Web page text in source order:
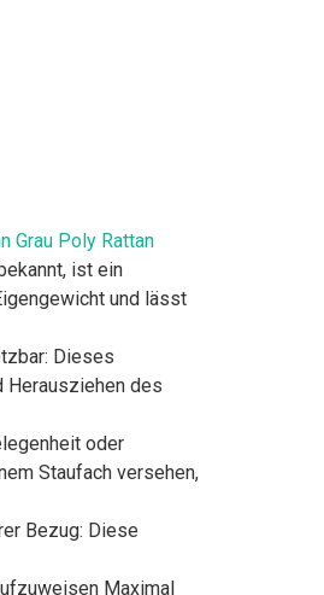
Grau Poly Rattan
ist ein
und lässt
Dieses
Herausziehen des
oder
Staufach versehen,
Bezug: Diese
Maximal